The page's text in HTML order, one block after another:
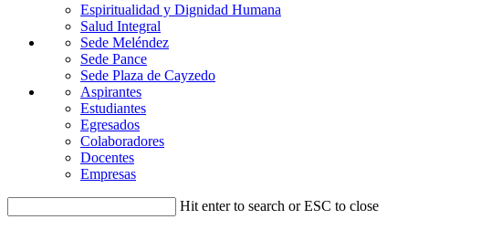
Espiritualidad y Dignidad Humana
Salud Integral
Sede Meléndez
Sede Pance
Sede Plaza de Cayzedo
Aspirantes
Estudiantes
Egresados
Colaboradores
Docentes
Empresas
Hit enter to search or ESC to close